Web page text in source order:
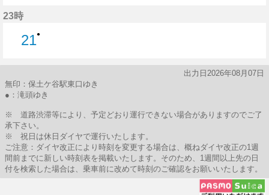
23時
21●
出力日2026年08月07日
無印：保土ケ谷駅東口ゆき
●：滝頭ゆき
※ 道路渋滞等により、予定どおり運行できない場合がありますのでご了
承下さい。
※ 祝日は休日ダイヤで運行いたします。
ご注意：ダイヤ改正により時刻を変更する場合は、概ねダイヤ改正の1週
間前までに新しい時刻表を掲載いたします。そのため、1週間以上先の日
付を検索した場合は、乗車前に改めて時刻のご確認をお願いいたします。